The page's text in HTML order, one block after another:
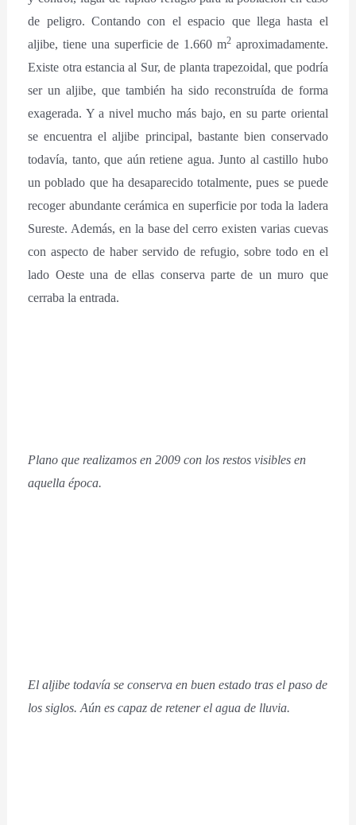
de peligro. Contando con el espacio que llega hasta el
aljibe, tiene una superficie de 1.660 m2aproximadamente.
Existe otra estancia al Sur, de planta trapezoidal, que podría
ser un aljibe, que también ha sido reconstruída de forma
exagerada. Y a nivel mucho más bajo, en su parte oriental
se encuentra el aljibe principal, bastante bien conservado
todavía, tanto, que aún retiene agua. Junto al castillo hubo
un poblado que ha desaparecido totalmente, pues se puede
recoger abundante cerámica en superficie por toda la ladera
Sureste. Además, en la base del cerro existen varias cuevas
con aspecto de haber servido de refugio, sobre todo en el
lado Oeste una de ellas conserva parte de un muro que
cerraba la entrada.
Plano que realizamos en 2009 con los restos visibles en
aquella época.
El aljibe todavía se conserva en buen estado tras el paso de
los siglos. Aún es capaz de retener el agua de lluvia.